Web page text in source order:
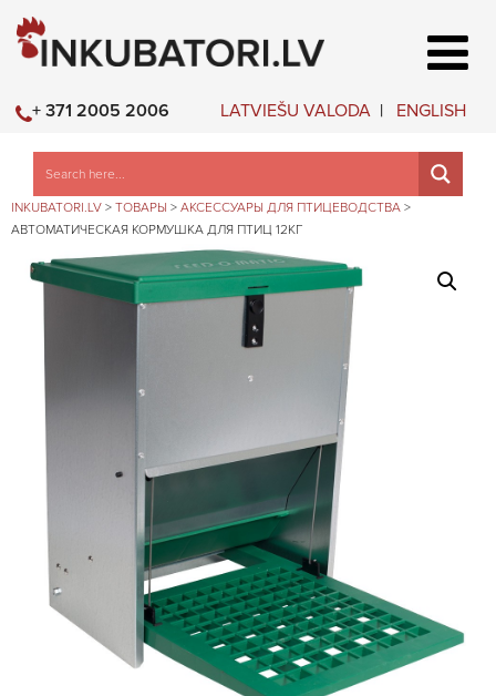
LATVIEŠU VALODA ENGLISH
+ 371 2005 2006
INKUBATORI.LV > ТОВАРЫ > АКСЕССУАРЫ ДЛЯ ПТИЦЕВОДСТВА >
АВТОМАТИЧЕСКАЯ КОРМУШКА ДЛЯ ПТИЦ 12КГ